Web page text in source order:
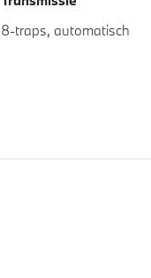
8-traps, automatisch